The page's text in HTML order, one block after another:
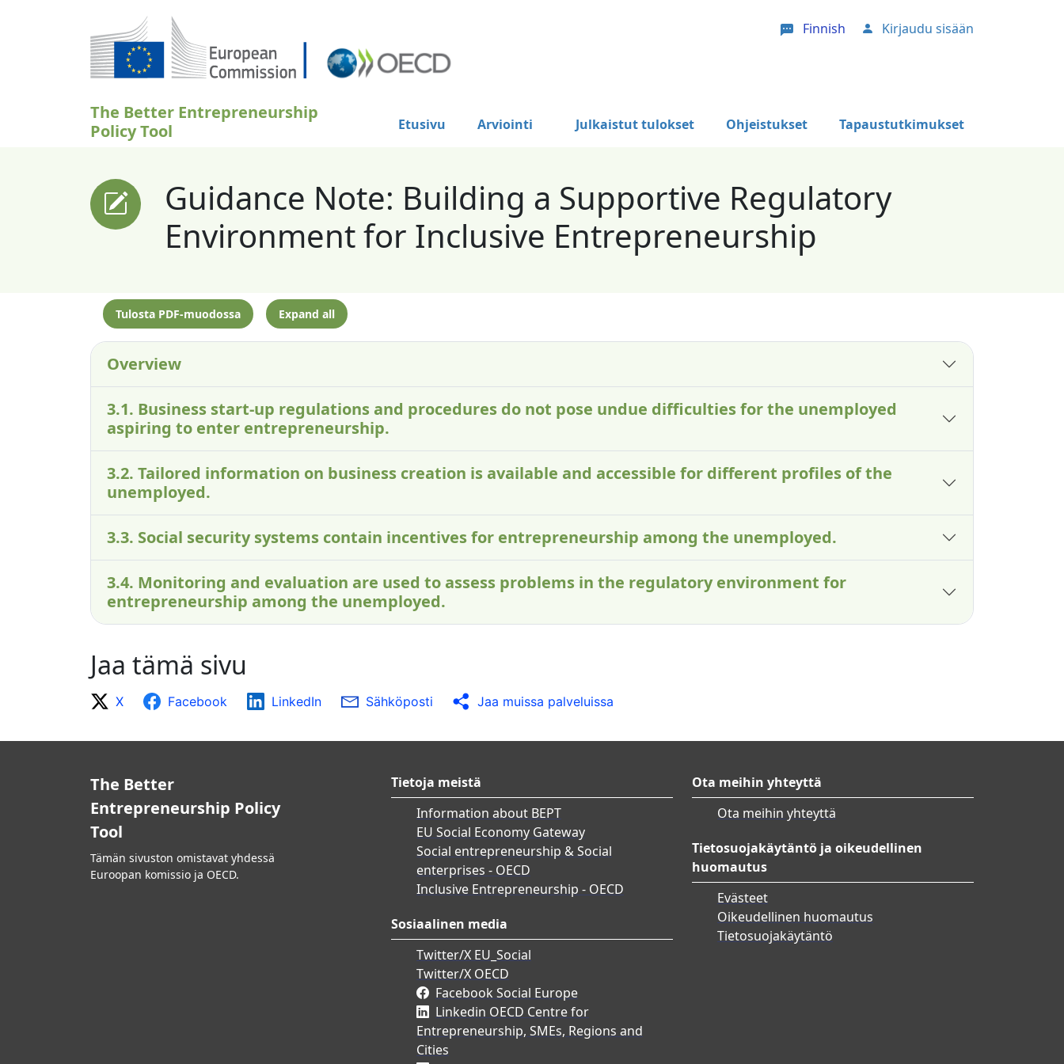
Finnish User account menu
Kirjaudu sisään
The Better Entrepreneurship
Policy Tool
Etusivu Arviointi Julkaistut tulokset Ohjeistukset Tapaustutkimukset
Guidance Note: Building a Supportive Regulatory
Environment for Inclusive Entrepreneurship
Tulosta PDF-muodossa Expand all
Overview
3.1. Business start-up regulations and procedures do not pose undue difficulties for the unemployed
aspiring to enter entrepreneurship.
3.2. Tailored information on business creation is available and accessible for different profiles of the
unemployed.
3.3. Social security systems contain incentives for entrepreneurship among the unemployed.
3.4. Monitoring and evaluation are used to assess problems in the regulatory environment for
entrepreneurship among the unemployed.
Jaa tämä sivu
X Facebook LinkedIn Sähköposti Jaa muissa palveluissa
The Better
Entrepreneurship Policy
Tool
Tämän sivuston omistavat yhdessä
Euroopan komissio ja OECD.
Tietoja meistä
Information about BEPT
EU Social Economy Gateway
Social entrepreneurship & Social
enterprises - OECD
Inclusive Entrepreneurship - OECD
Sosiaalinen media
Twitter/X EU_Social
Twitter/X OECD
Facebook Social Europe
Linkedin OECD Centre for
Entrepreneurship, SMEs, Regions and
Cities
Ota meihin yhteyttä
Ota meihin yhteyttä
Tietosuojakäytäntö ja oikeudellinen
huomautus
Evästeet
Oikeudellinen huomautus
Tietosuojakäytäntö